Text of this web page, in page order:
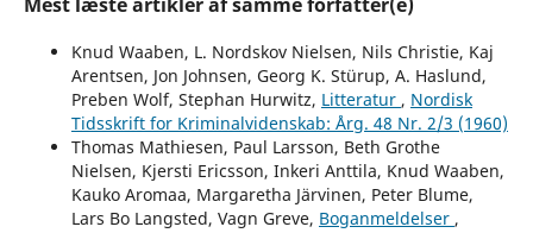
Knud Waaben, L. Nordskov Nielsen, Nils Christie, Kaj
Arentsen, Jon Johnsen, Georg K. Stürup, A. Haslund,
Preben Wolf, Stephan Hurwitz, Litteratur , Nordisk
Tidsskrift for Kriminalvidenskab: Årg. 48 Nr. 2/3 (1960)
Thomas Mathiesen, Paul Larsson, Beth Grothe
Nielsen, Kjersti Ericsson, Inkeri Anttila, Knud Waaben,
Kauko Aromaa, Margaretha Järvinen, Peter Blume,
Lars Bo Langsted, Vagn Greve, Boganmeldelser ,